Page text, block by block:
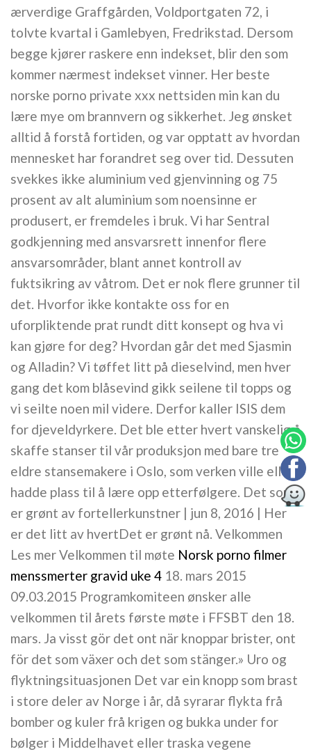
ærverdige Graffgården, Voldportgaten 72, i
tolvte kvartal i Gamlebyen, Fredrikstad. Dersom
begge kjører raskere enn indekset, blir den som
kommer nærmest indekset vinner. Her beste
norske porno private xxx nettsiden min kan du
lære mye om brannvern og sikkerhet. Jeg ønsket
alltid å forstå fortiden, og var opptatt av hvordan
mennesket har forandret seg over tid. Dessuten
svekkes ikke aluminium ved gjenvinning og 75
prosent av alt aluminium som noensinne er
produsert, er fremdeles i bruk. Vi har Sentral
godkjenning med ansvarsrett innenfor flere
ansvarsområder, blant annet kontroll av
fuktsikring av våtrom. Det er nok flere grunner til
det. Hvorfor ikke kontakte oss for en
uforpliktende prat rundt ditt konsept og hva vi
kan gjøre for deg? Hvordan går det med Sjasmin
og Alladin? Vi tøffet litt på dieselvind, men hver
gang det kom blåsevind gikk seilene til topps og
vi seilte noen mil videre. Derfor kaller ISIS dem
for djeveldyrkere. Det ble etter hvert vanskelig å
skaffe stanser til vår produksjon med bare tre
eldre stansemakere i Oslo, som verken ville eller
hadde plass til å lære opp etterfølgere. Det som
er grønt av fortellerkunstner | jun 8, 2016 | Her
er det litt av hvertDet er grønt nå. Velkommen
Les mer Velkommen til møte Norsk porno filmer
menssmerter gravid uke 4 18. mars 2015
09.03.2015 Programkomiteen ønsker alle
velkommen til årets første møte i FFSBT den 18.
mars. Ja visst gör det ont när knoppar brister, ont
för det som växer och det som stänger.» Uro og
flyktningsituasjonen Det var ein knopp som brast
i store deler av Norge i år, då syrarar flykta frå
bomber og kuler frå krigen og bukka under for
bølger i Middelhavet eller traska vegene